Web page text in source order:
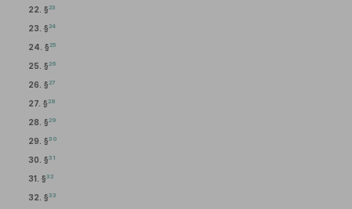
22. §23
23. §24
24. §25
25. §26
26. §27
27. §28
28. §29
29. §30
30. §31
31. §32
32. §33